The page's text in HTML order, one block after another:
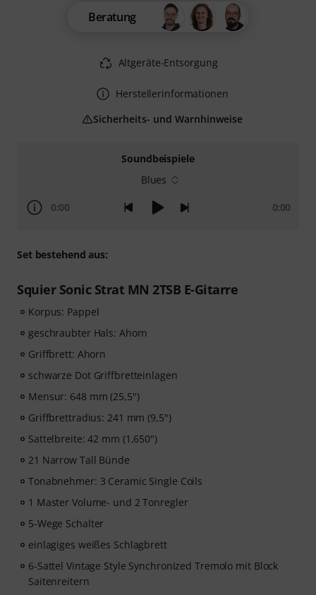
Soundbeispiele
Blues
0:00 0:00
Set bestehend aus:
Squier Sonic Strat MN 2TSB E-Gitarre
Korpus: Pappel
geschraubter Hals: Ahorn
Griffbrett: Ahorn
schwarze Dot Griffbretteinlagen
Mensur: 648 mm (25,5")
Griffbrettradius: 241 mm (9,5")
Sattelbreite: 42 mm (1,650")
21 Narrow Tall Bünde
Tonabnehmer: 3 Ceramic Single Coils
1 Master Volume- und 2 Tonregler
5-Wege Schalter
einlagiges weißes Schlagbrett
6-Sattel Vintage Style Synchronized Tremolo mit Block
Saitenreitern
Beratung
Altgeräte-Entsorgung
Herstellerinformationen
Sicherheits- und Warnhinweise